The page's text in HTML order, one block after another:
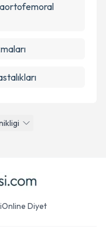
Online Diyet